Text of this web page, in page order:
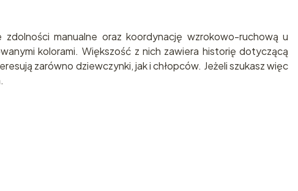
manualne oraz koordynację wzrokowo-ruchową u
kolorami. Większość z nich zawiera historię dotyczącą
zarówno dziewczynki, jak i chłopców. Jeżeli szukasz więc